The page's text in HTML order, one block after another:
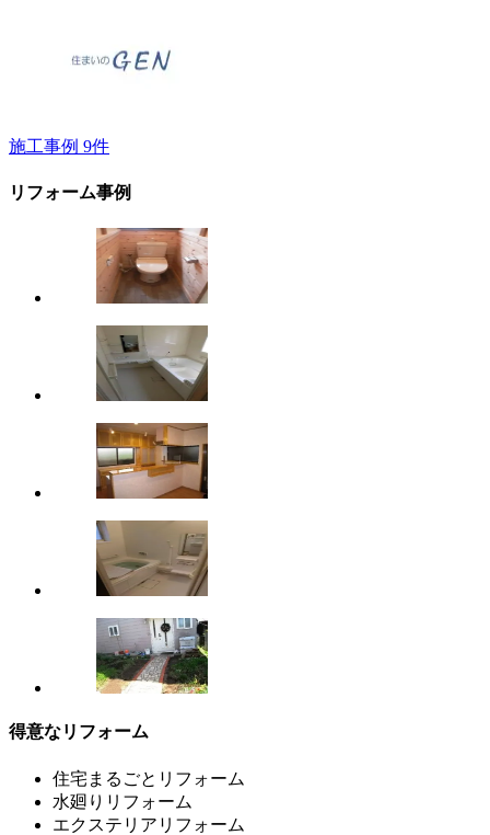
施工事例 9件
リフォーム事例
得意なリフォーム
住宅まるごとリフォーム
水廻りリフォーム
エクステリアリフォーム